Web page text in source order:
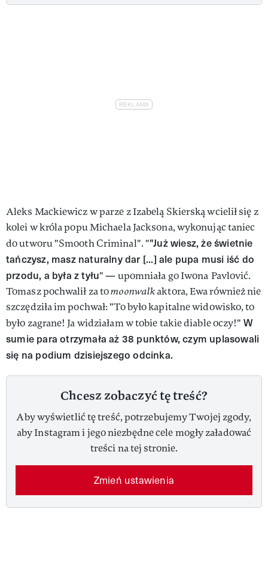
Aleks Mackiewicz w parze z Izabelą Skierską wcielił się z
kolei w króla popu Michaela Jacksona, wykonując taniec
do utworu "Smooth Criminal". ""Już wiesz, że świetnie
tańczysz, masz naturalny dar [...] ale pupa musi iść do
przodu, a była z tyłu" — upomniała go Iwona Pavlović.
Tomasz pochwalił za tomoonwalkaktora, Ewa również nie
szczędziła im pochwał: "To było kapitalne widowisko, to
było zagrane! Ja widziałam w tobie takie diable oczy!" W
sumie para otrzymała aż 38 punktów, czym uplasowali
się na podium dzisiejszego odcinka.
Chcesz zobaczyć tę treść?
Aby wyświetlić tę treść, potrzebujemy Twojej zgody,
aby Instagram i jego niezbędne cele mogły załadować
treści na tej stronie.
Zmień ustawienia